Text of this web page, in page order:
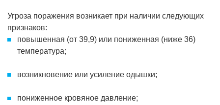
Угроза поражения возникает при наличии следующих
признаков:
повышенная (от 39,9) или пониженная (ниже 36)
температура;
возникновение или усиление одышки;
пониженное кровяное давление;